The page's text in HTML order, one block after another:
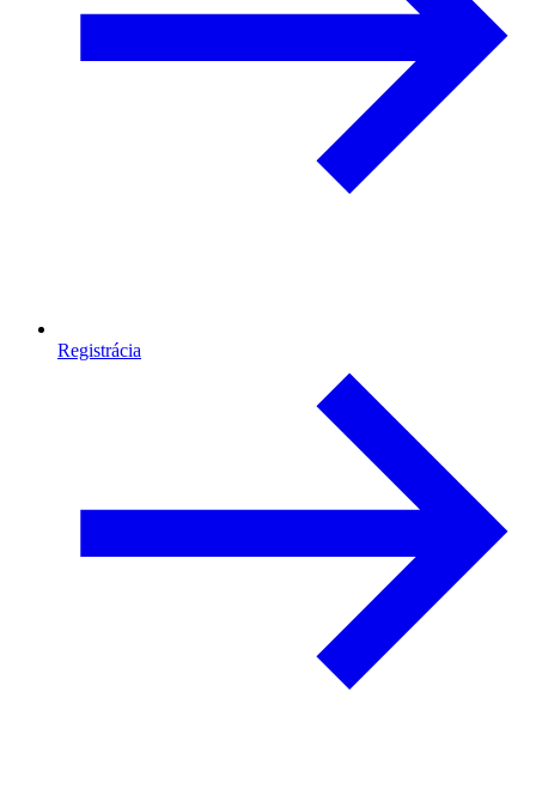
Registrácia